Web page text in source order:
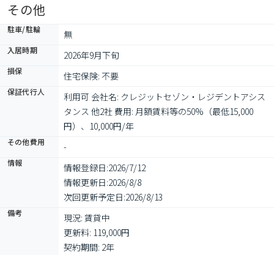
その他
駐車/駐輪 無
入居時期 2026年9月下旬
損保 住宅保険: 不要
保証代行人
利用可 会社名: クレジットセゾン・レジデントアシス
タンス 他2社 費用: 月額賃料等の50%（最低15,000
円）、10,000円/年
その他費用 -
情報 情報登録日:2026/7/12
情報更新日:2026/8/8
次回更新予定日:2026/8/13
備考
現況: 賃貸中
更新料: 119,000円
契約期間: 2年